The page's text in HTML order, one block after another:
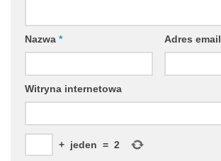
Nazwa * Adres email
Witryna internetowa
+ jeden = 2